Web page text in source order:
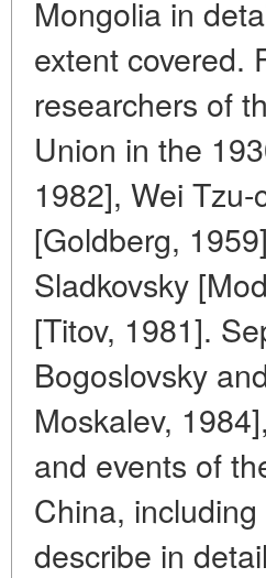
Mongolia in
extent covered.
researchers of
Union in the
1982], Wei
[Goldberg,
Sladkovsky
[Titov, 1981].
Bogoslovsky
Moskalev,
and events of
China,
describe in